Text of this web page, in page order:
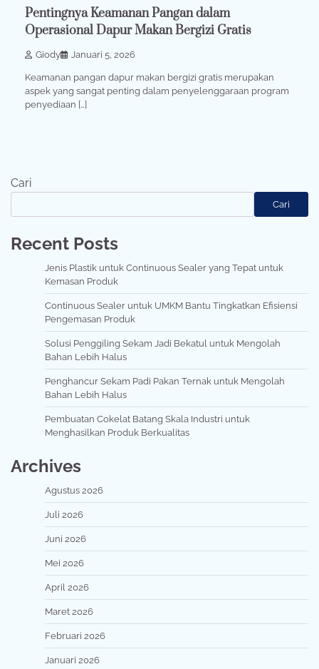
Pentingnya Keamanan Pangan dalam
Operasional Dapur Makan Bergizi Gratis
Giody Januari 5, 2026
Keamanan pangan dapur makan bergizi gratis merupakan
aspek yang sangat penting dalam penyelenggaraan program
penyediaan […]
Cari
Cari
Recent Posts
Jenis Plastik untuk Continuous Sealer yang Tepat untuk
Kemasan Produk
Continuous Sealer untuk UMKM Bantu Tingkatkan Efisiensi
Pengemasan Produk
Solusi Penggiling Sekam Jadi Bekatul untuk Mengolah
Bahan Lebih Halus
Penghancur Sekam Padi Pakan Ternak untuk Mengolah
Bahan Lebih Halus
Pembuatan Cokelat Batang Skala Industri untuk
Menghasilkan Produk Berkualitas
Archives
Agustus 2026
Juli 2026
Juni 2026
Mei 2026
April 2026
Maret 2026
Februari 2026
Januari 2026